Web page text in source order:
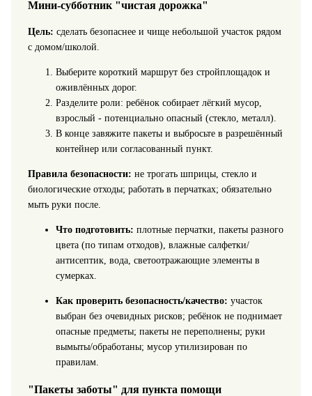
Мини-субботник "чистая дорожка"
Цель: сделать безопаснее и чище небольшой участок рядом
с домом/школой.
Выберите короткий маршрут без стройплощадок и
оживлённых дорог.
Разделите роли: ребёнок собирает лёгкий мусор,
взрослый - потенциально опасный (стекло, металл).
В конце завяжите пакеты и выбросьте в разрешённый
контейнер или согласованный пункт.
Правила безопасности: не трогать шприцы, стекло и
биологические отходы; работать в перчатках; обязательно
мыть руки после.
Что подготовить: плотные перчатки, пакеты разного
цвета (по типам отходов), влажные салфетки/
антисептик, вода, светоотражающие элементы в
сумерках.
Как проверить безопасность/качество: участок
выбран без очевидных рисков; ребёнок не поднимает
опасные предметы; пакеты не переполнены; руки
вымыты/обработаны; мусор утилизирован по
правилам.
"Пакеты заботы" для пункта помощи